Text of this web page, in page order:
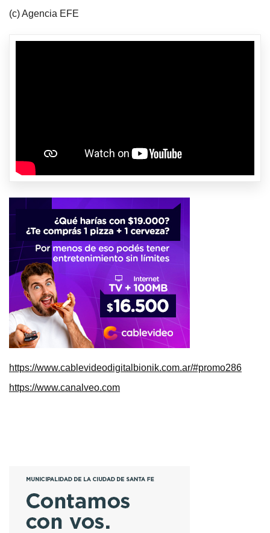
(c) Agencia EFE
https://www.cablevideodigitalbionik.com.ar/#promo286
https://www.canalveo.com